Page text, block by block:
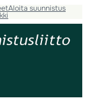
Aloita suunnistus